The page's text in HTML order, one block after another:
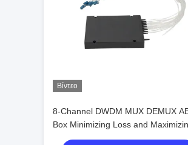
Βίντεο
8-Channel DWDM MUX DEMUX
Box Minimizing Loss and
Isolation for Optimal Performance